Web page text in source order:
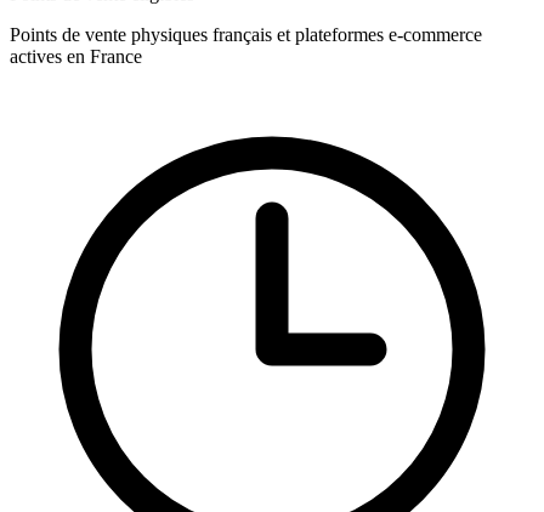
Points de vente physiques français et plateformes e-commerce
actives en France